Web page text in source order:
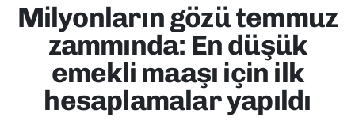
Milyonların gözü temmuz
zammında: En düşük
emekli maaşı için ilk
hesaplamalar yapıldı
EKONOMİ
KÜLTÜR SANAT
MAGAZİN
Tüm Manşetler
Son Dakika Haberleri
Haber Arşivi